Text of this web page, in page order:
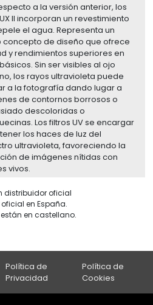
a la versión anterior, los
II incorporan un revestimiento
el agua. Representa un
concepto de diseño que ofrece
y rendimientos superiores en
Sin ser visibles al ojo
los rayos ultravioleta puede
a la fotografía dando lugar a
de contornos borrosos o
descoloridas o
Los filtros UV se encargar
los haces de luz del
ultravioleta, favoreciendo la
de imágenes nítidas con
vivos.
distribuidor oficial
en España.
en castellano.
Política de
Privacidad
Política de
Cookies